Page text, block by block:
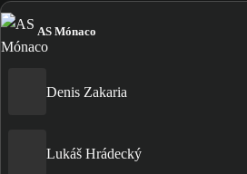
AS Mónaco
Denis Zakaria
Lukáš Hrádecký